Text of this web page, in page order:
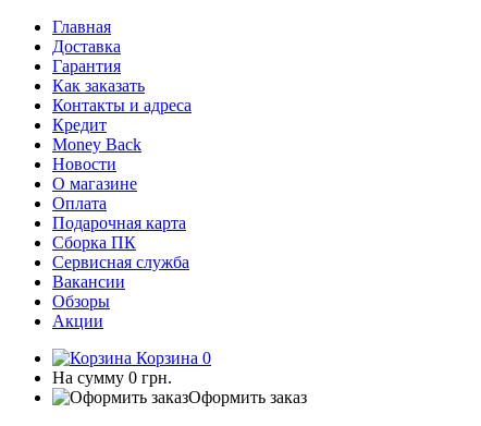
Главная
Доставка
Гарантия
Как заказать
Контакты и адреса
Кредит
Money Back
Новости
О магазине
Оплата
Подарочная карта
Сборка ПК
Сервисная служба
Вакансии
Обзоры
Акции
Корзина 0
На сумму 0 грн.
Оформить заказ